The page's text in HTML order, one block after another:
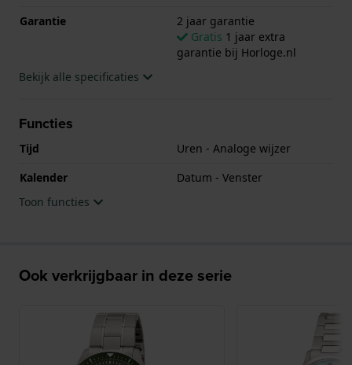
Garantie
2 jaar garantie
Gratis 1 jaar extra
garantie bij Horloge.nl
Bekijk alle specificaties
Functies
Tijd
Uren - Analoge wijzer
Kalender
Datum - Venster
Toon functies
Ook verkrijgbaar in deze serie